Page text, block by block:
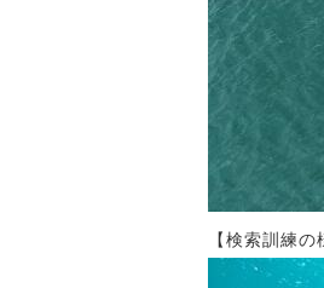
【検索訓練の